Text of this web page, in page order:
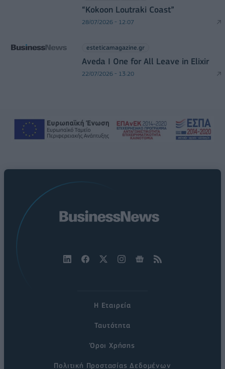
“Kokoon Loutraki Coast”
28/07/2026 - 12:07
esteticamagazine.gr
Aveda I One for All Leave in Elixir
22/07/2026 - 13:20
Η Εταιρεία
Ταυτότητα
Όροι Χρήσης
Πολιτική Προστασίας Δεδομένων